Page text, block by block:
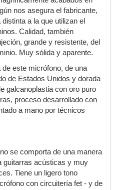
nos asegura el fabricante,
a la que utilizan el
Calidad, también
grande y resistente, del
Muy sólida y aparente.
de este micrófono, de una
de Estados Unidos y dorada
galcanoplastia con oro puro
proceso desarrollado con
a mano por técnicos
se comporta de una manera
guitarras acústicas y muy
Tiene un ligero tono
con circuitería fet - y de